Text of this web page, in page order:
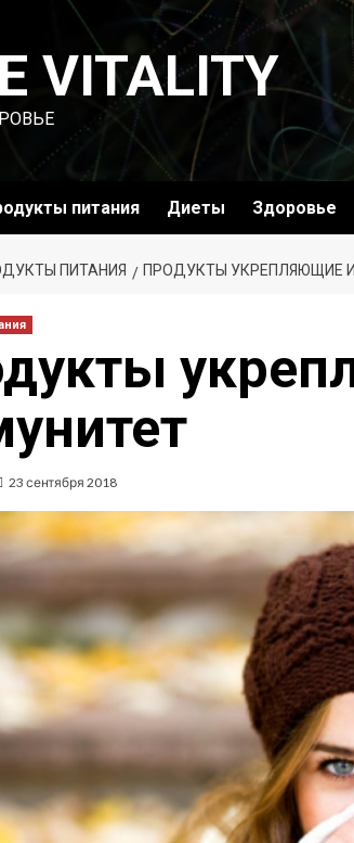
VITALITY
питания Диеты Здоровье
ПИТАНИЯ ПРОДУКТЫ УКРЕПЛЯЮЩИЕ
23 сентября 2018